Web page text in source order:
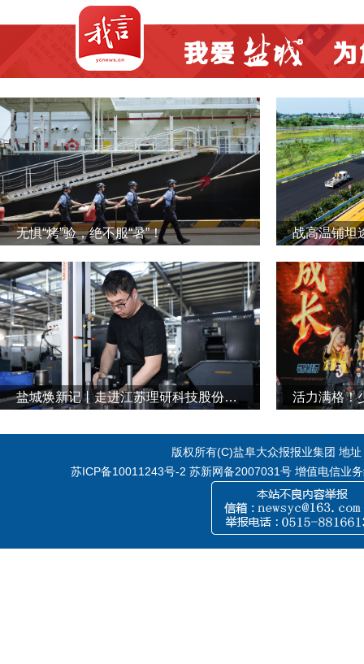
无惧“烤”验，绝不服“暑”！ 战高温铺坦
盐城焕新记丨走进江苏理研科技股份有限公司 活力满格！
版权所有(C)盐阜大众报报业集团 地
苏ICP备10011243号-2 苏新网备2007031号 增值电信业